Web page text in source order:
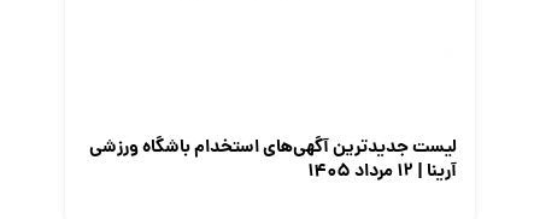
لیست جدیدترین آگهی‌های استخدام باشگاه ورزشی
آرینا | ۱۲ مرداد ۱۴۰۵